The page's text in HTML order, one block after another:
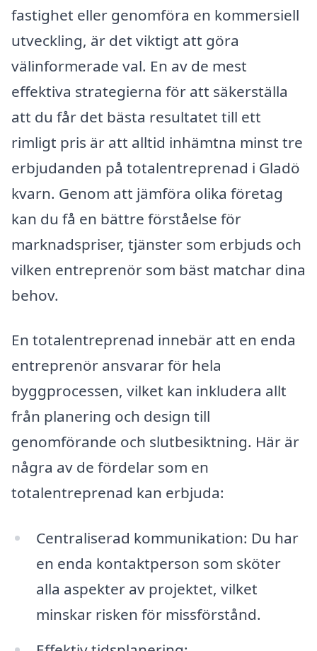
fastighet eller genomföra en kommersiell
utveckling, är det viktigt att göra
välinformerade val. En av de mest
effektiva strategierna för att säkerställa
att du får det bästa resultatet till ett
rimligt pris är att alltid inhämtna minst tre
erbjudanden på totalentreprenad i Gladö
kvarn. Genom att jämföra olika företag
kan du få en bättre förståelse för
marknadspriser, tjänster som erbjuds och
vilken entreprenör som bäst matchar dina
behov.
En totalentreprenad innebär att en enda
entreprenör ansvarar för hela
byggprocessen, vilket kan inkludera allt
från planering och design till
genomförande och slutbesiktning. Här är
några av de fördelar som en
totalentreprenad kan erbjuda:
Centraliserad kommunikation: Du har
en enda kontaktperson som sköter
alla aspekter av projektet, vilket
minskar risken för missförstånd.